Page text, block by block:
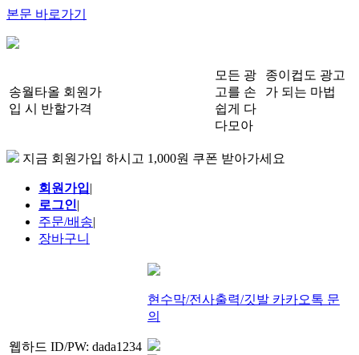
본문 바로가기
송월타올 회원가
입 시 반할가격
모든 광
고를 손
쉽게 다
다모아
종이컵도 광고
가 되는 마법
지금 회원가입 하시고 1,000원 쿠폰 받아가세요
회원가입|
로그인|
주문/배송|
장바구니
웹하드 ID/PW: dada1234
현수막/전사출력/깃발 카카오톡 문
의